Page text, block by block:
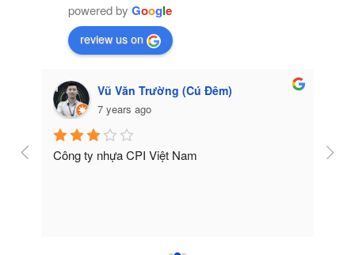
powered by Google
review us on
Vũ Văn Trường (Cú Đêm)
7 years ago
Công ty nhựa CPI Việt Nam Tốt